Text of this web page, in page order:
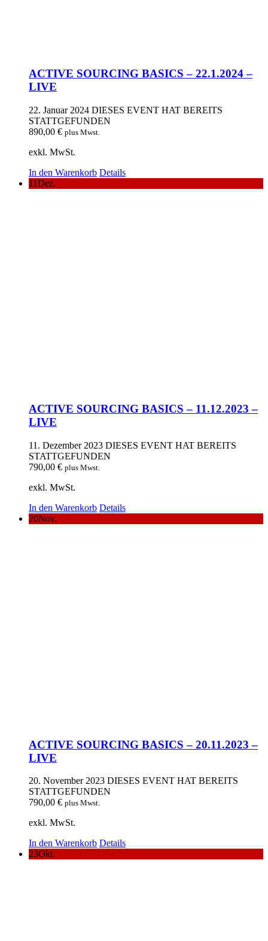
ACTIVE SOURCING BASICS – 22.1.2024 –
LIVE
22. Januar 2024 DIESES EVENT HAT BEREITS
STATTGEFUNDEN
890,00 € plus Mwst.
exkl. MwSt.
In den Warenkorb Details
11Dez.
ACTIVE SOURCING BASICS – 11.12.2023 –
LIVE
11. Dezember 2023 DIESES EVENT HAT BEREITS
STATTGEFUNDEN
790,00 € plus Mwst.
exkl. MwSt.
In den Warenkorb Details
20Nov.
ACTIVE SOURCING BASICS – 20.11.2023 –
LIVE
20. November 2023 DIESES EVENT HAT BEREITS
STATTGEFUNDEN
790,00 € plus Mwst.
exkl. MwSt.
In den Warenkorb Details
23Okt.